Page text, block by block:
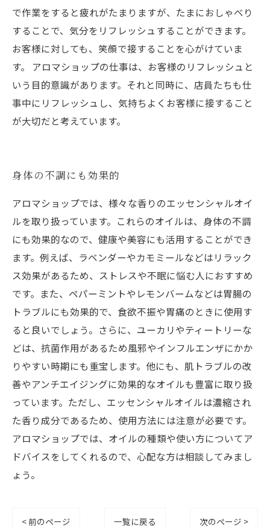
で作業をすると疲れがたまりますが、たまにおしゃべり
することで、気分をリフレッシュすることができます。
お客様に対しても、笑顔で接することを心がけていま
す。 アロマショップの仕事は、お客様のリフレッシュと
いう目的意識があります。それと同時に、店員たちも仕
事中にリフレッシュし、気持ちよくお客様に接すること
が大切だと考えています。
身体の不調にも効果的
アロマショップでは、様々な香りのエッセンシャルオイ
ルを取り扱っています。これらのオイルは、身体の不調
にも効果的なので、健康や美容にも活用することができ
ます。例えば、ラベンダーやカモミールなどはリラック
ス効果があるため、ストレスや不眠に悩む人におすすめ
です。また、ペパーミントやレモンバームなどは胃腸の
トラブルにも効果的で、食欲不振や胃痛のときに使用す
ると良いでしょう。さらに、ユーカリやティートリーな
どは、抗菌作用があるため風邪やインフルエンザにかか
りやすい時期にも重宝します。他にも、肌トラブルの改
善やアンチエイジングに効果的なオイルも豊富に取り扱
っています。ただし、エッセンシャルオイルは濃縮され
た香り成分であるため、使用方法には注意が必要です。
アロマショップでは、オイルの種類や使い方についてア
ドバイスをしてくれるので、心配な方は相談してみまし
ょう。
< 前のページ 一覧に戻る 次のページ >